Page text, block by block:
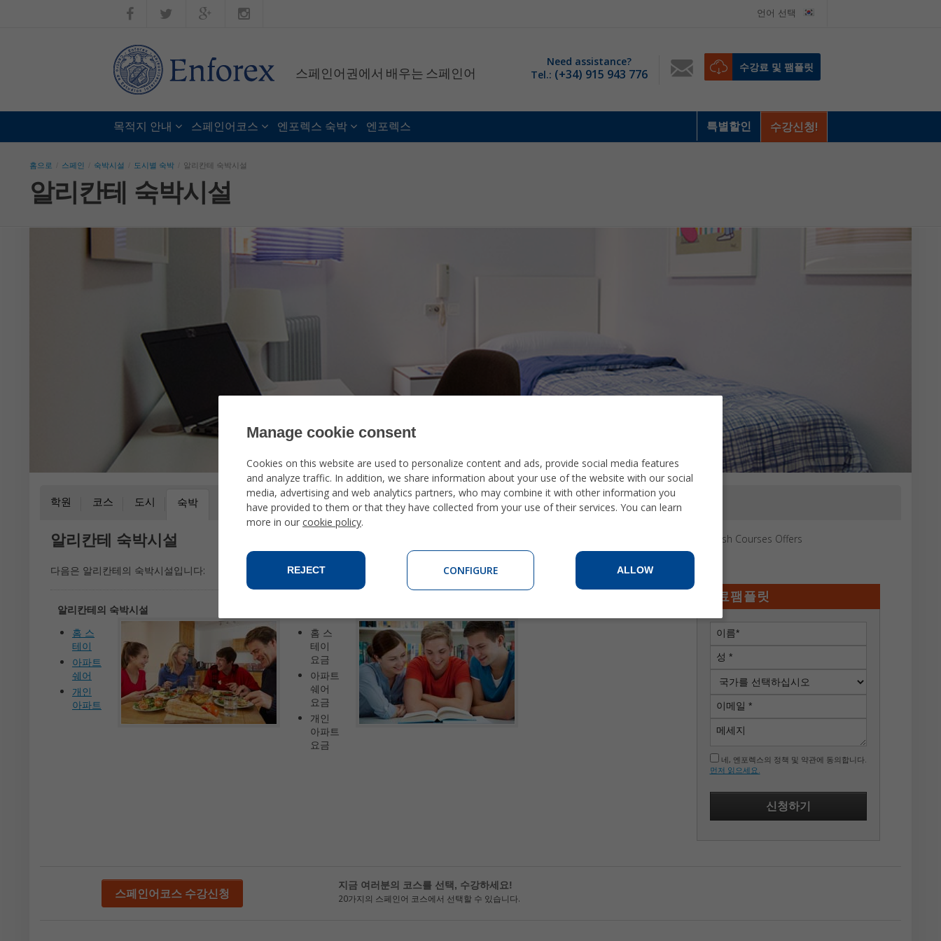
언어 선택
스페인어권에서 배우는 스페인어
Need assistance?
Tel.: (+34) 915 943 776 수강료 및 팸플릿
특별할인 수강신청!
목적지 안내 스페인어코스 엔포렉스 숙박 엔포렉스
홈으로 스페인 숙박시설 도시별 숙박 알리칸테 숙박시설
알리칸테 숙박시설
학원 코스 도시 숙박 사진 지도
알리칸테 숙박시설
다음은 알리칸테의 숙박시설입니다:
알리칸테의 숙박시설
홈 스
테이
아파트
쉐어
개인
아파트
홈 스
테이
요금
아파트
쉐어
요금
개인
아파트
요금
Spanish Courses Offers
무료팸플릿
네, 엔포렉스의 정책 및 약관에 동의합니다.
먼저 읽으세요.
스페인어코스 수강신청
지금 여러분의 코스를 선택, 수강하세요!
20가지의 스페인어 코스에서 선택할 수 있습니다.
Manage cookie consent
Cookies on this website are used to personalize content and ads, provide social media features
and analyze traffic. In addition, we share information about your use of the website with our social
media, advertising and web analytics partners, who may combine it with other information you
have provided to them or that they have collected from your use of their services. You can learn
more in our cookie policy.
REJECT CONFIGURE ALLOW